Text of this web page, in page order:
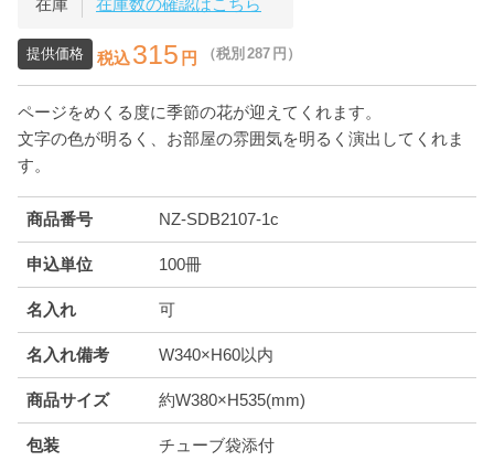
提供価格 税込315 円 （税別 287 円）
ページをめくる度に季節の花が迎えてくれます。
文字の色が明るく、お部屋の雰囲気を明るく演出してくれま
す。
商品番号 NZ-SDB2107-1c
申込単位 100冊
名入れ 可
名入れ備考 W340×H60以内
商品サイズ 約W380×H535(mm)
包装 チューブ袋添付